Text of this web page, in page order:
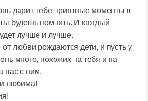
дарит тебе приятные моменты в
будешь помнить. И каждый
лучше и лучше.
любви рождаются дети, и пусть у
много, похожих на тебя и на
вас с ним.
и любима!